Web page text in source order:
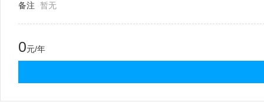
备注
暂无
0元/年